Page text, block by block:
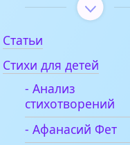
Статьи
Стихи для детей
- Анализ
стихотворений
- Афанасий Фет